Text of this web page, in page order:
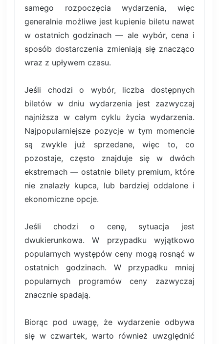
samego rozpoczęcia wydarzenia, więc
generalnie możliwe jest kupienie biletu nawet
w ostatnich godzinach — ale wybór, cena i
sposób dostarczenia zmieniają się znacząco
wraz z upływem czasu.
Jeśli chodzi o wybór, liczba dostępnych
biletów w dniu wydarzenia jest zazwyczaj
najniższa w całym cyklu życia wydarzenia.
Najpopularniejsze pozycje w tym momencie
są zwykle już sprzedane, więc to, co
pozostaje, często znajduje się w dwóch
ekstremach — ostatnie bilety premium, które
nie znalazły kupca, lub bardziej oddalone i
ekonomiczne opcje.
Jeśli chodzi o cenę, sytuacja jest
dwukierunkowa. W przypadku wyjątkowo
popularnych występów ceny mogą rosnąć w
ostatnich godzinach. W przypadku mniej
popularnych programów ceny zazwyczaj
znacznie spadają.
Biorąc pod uwagę, że wydarzenie odbywa
się w czwartek, warto również uwzględnić